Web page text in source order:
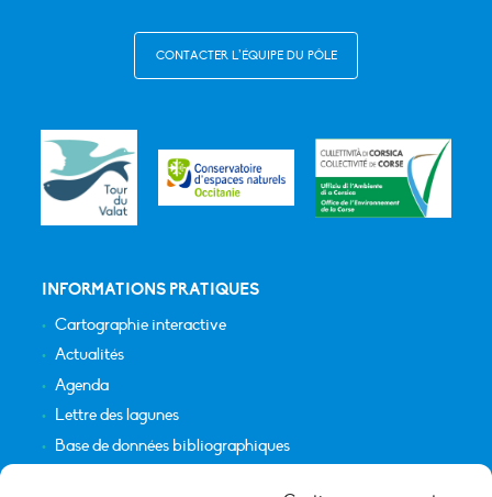
CONTACTER L’ÉQUIPE DU PÔLE
INFORMATIONS PRATIQUES
Cartographie interactive
Actualités
Agenda
Lettre des lagunes
Base de données bibliographiques